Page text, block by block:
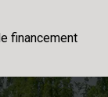
financement